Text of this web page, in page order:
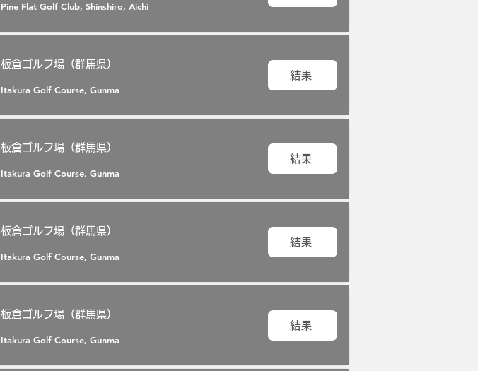
Pine Flat Golf Club, Shinshiro, Aichi
板倉ゴルフ場（群馬県）
Itakura Golf Course, Gunma
結果
板倉ゴルフ場（群馬県）
Itakura Golf Course, Gunma
結果
板倉ゴルフ場（群馬県）
Itakura Golf Course, Gunma
結果
板倉ゴルフ場（群馬県）
Itakura Golf Course, Gunma
結果